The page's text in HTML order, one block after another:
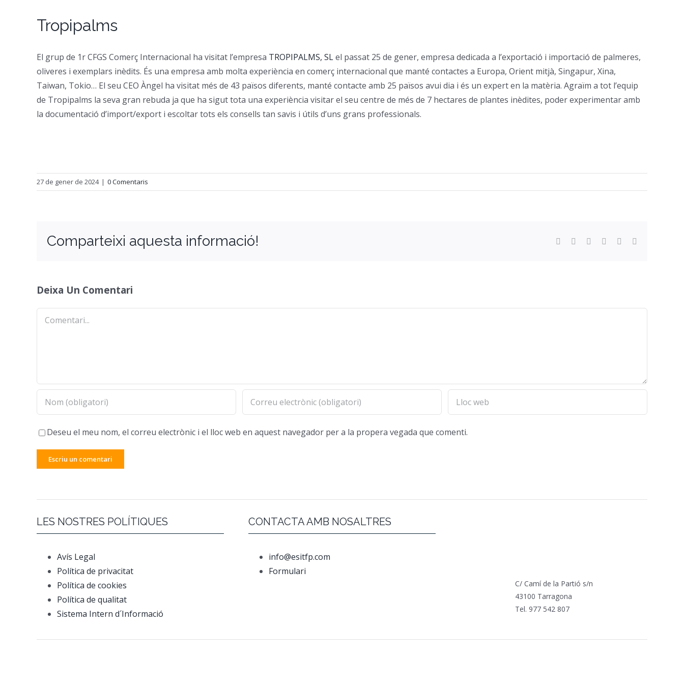
Tropipalms
El grup de 1r CFGS Comerç Internacional ha visitat l’empresa TROPIPALMS, SLel passat 25 de gener, empresa dedicada a l’exportació i importació de palmeres,
oliveres i exemplars inèdits. És una empresa amb molta experiència en comerç internacional que manté contactes a Europa, Orient mitjà, Singapur, Xina,
Taiwan, Tokio… El seu CEO Àngel ha visitat més de 43 països diferents, manté contacte amb 25 països avui dia i és un expert en la matèria. Agraïm a tot l’equip
de Tropipalms la seva gran rebuda ja que ha sigut tota una experiència visitar el seu centre de més de 7 hectares de plantes inèdites, poder experimentar amb
la documentació d’import/export i escoltar tots els consells tan savis i útils d’uns grans professionals.
27 de gener de 2024 | 0 Comentaris
Comparteixi aquesta informació! Facebook
TwitterReddit LinkedInWhatsApp
Deixa Un Comentari
Comentari
Deseu el meu nom, el correu electrònic i el lloc web en aquest navegador per a la propera vegada que comenti.
LES NOSTRES POLÍTIQUES
Avís Legal
Política de privacitat
Política de cookies
Política de qualitat
Sistema Intern d´Informació
CONTACTA AMB NOSALTRES
info@esitfp.com
Formulari
C/ Camí de la Partió s/n
43100 Tarragona
Tel. 977 542 807